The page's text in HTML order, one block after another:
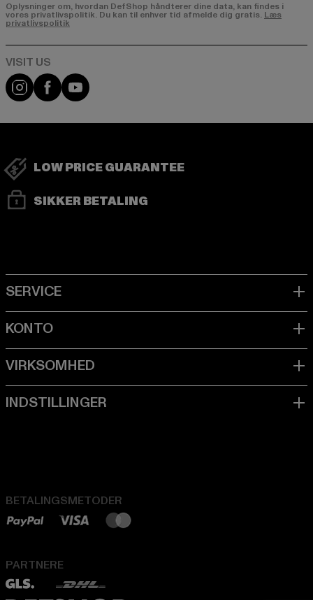
Oplysninger om, hvordan DefShop håndterer dine data, kan findes i
vores privatlivspolitik. Du kan til enhver tid afmelde dig gratis. Læs
privatlivspolitik
Visit our Instagram page:
Visit our Facebook page:
Visit our YouTube channel:
LOW PRICE GUARANTEE
SIKKER BETALING
BETALINGSMETODER
PARTNERE